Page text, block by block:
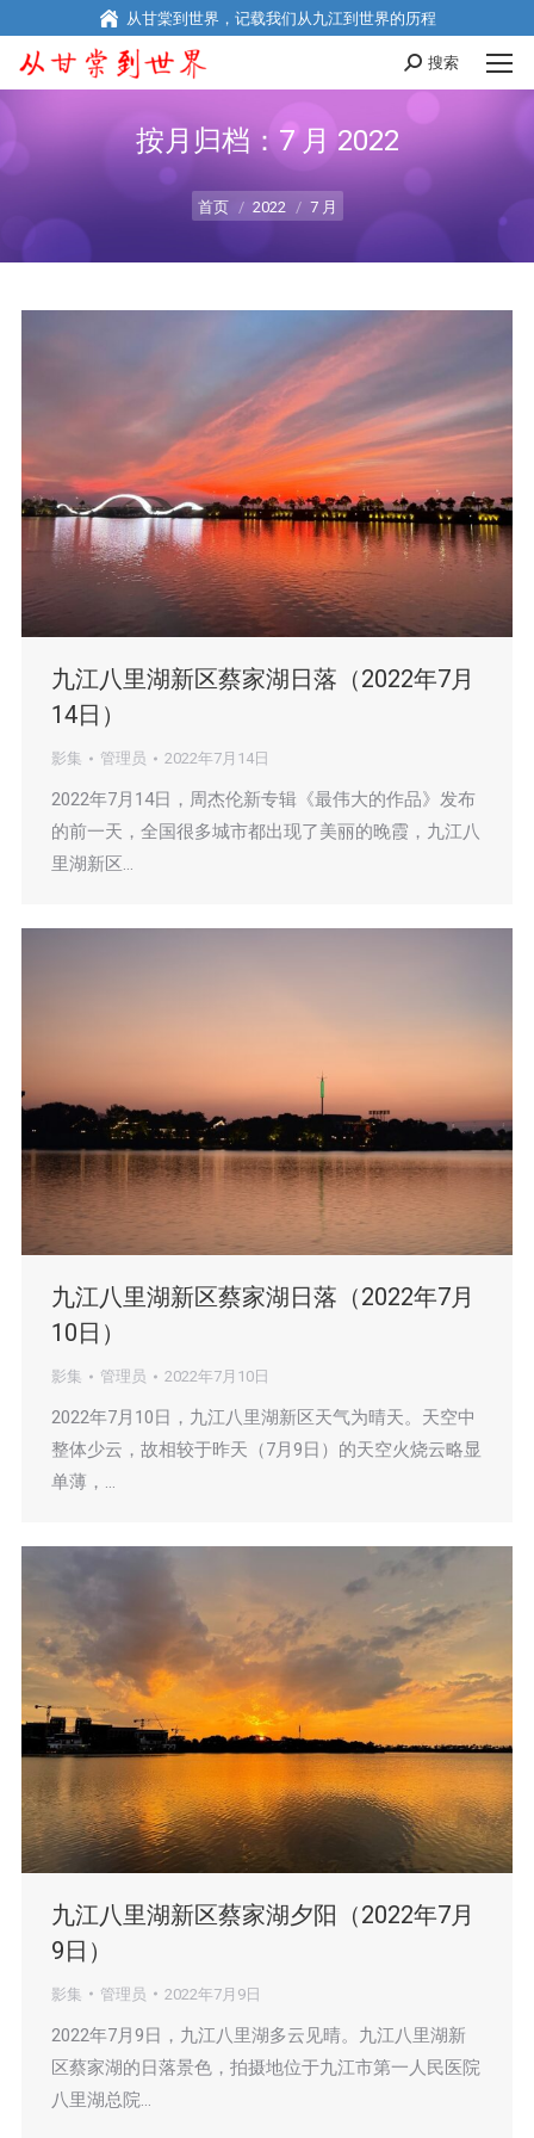
从甘棠到世界，记载我们从九江到世界的历程
Search:
搜索
按月归档： 7 月 2022
首页 2022 7 月
九江八里湖新区蔡家湖日落（2022年7月
14日）
影集 管理员 2022年7月14日
2022年7月14日，周杰伦新专辑《最伟大的作品》发布
的前一天，全国很多城市都出现了美丽的晚霞，九江八
里湖新区…
九江八里湖新区蔡家湖日落（2022年7月
10日）
影集 管理员 2022年7月10日
2022年7月10日，九江八里湖新区天气为晴天。天空中
整体少云，故相较于昨天（7月9日）的天空火烧云略显
单薄，…
九江八里湖新区蔡家湖夕阳（2022年7月
9日）
影集 管理员 2022年7月9日
2022年7月9日，九江八里湖多云见晴。九江八里湖新
区蔡家湖的日落景色，拍摄地位于九江市第一人民医院
八里湖总院…